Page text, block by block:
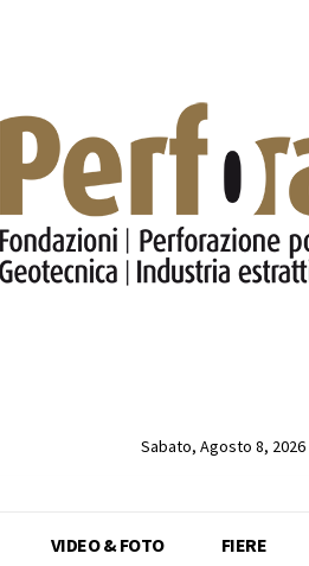
Sabato, Agosto 8, 2026
VIDEO & FOTO FIERE